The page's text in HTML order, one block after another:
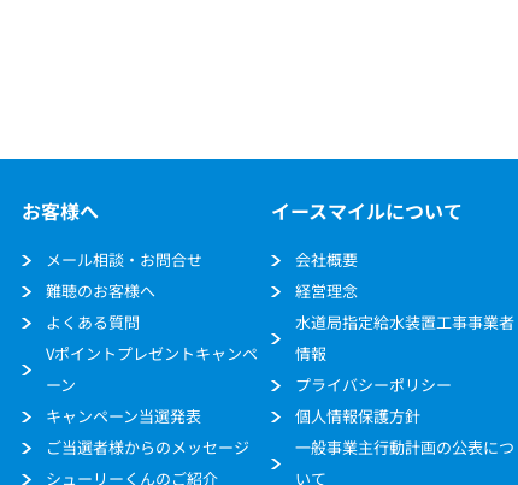
お客様へ
メール相談・お問合せ
難聴のお客様へ
よくある質問
Vポイントプレゼントキャンペ
ーン
キャンペーン当選発表
ご当選者様からのメッセージ
シューリーくんのご紹介
イースマイルについて
会社概要
経営理念
水道局指定給水装置工事事業者
情報
プライバシーポリシー
個人情報保護方針
一般事業主行動計画の公表につ
いて